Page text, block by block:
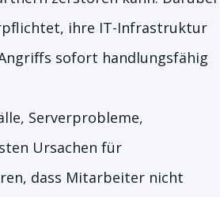
ihre IT-Infrastruktur
sofort handlungsfähig
Serverprobleme,
Ursachen für
dass Mitarbeiter nicht